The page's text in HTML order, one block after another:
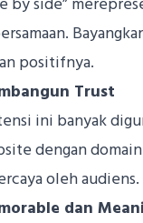
positifnya.
Trust
ini banyak
dengan
oleh audiens.
dan